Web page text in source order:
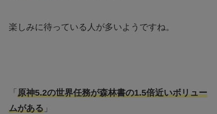
楽しみに待っている人が多いようですね。
「 原神5.2の世界任務が森林書の1.5倍近いボリュー
ムがある」